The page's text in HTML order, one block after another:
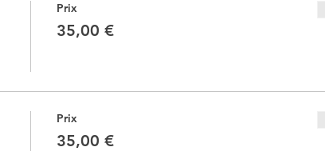
Prix
35,00 €
Prix
35,00 €